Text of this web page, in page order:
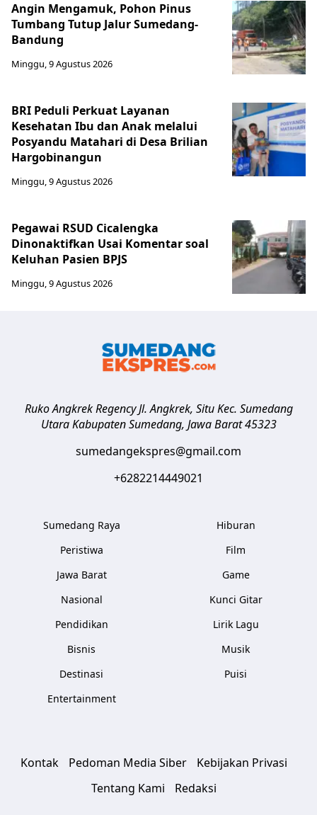
Angin Mengamuk, Pohon Pinus
Tumbang Tutup Jalur Sumedang-
Bandung
Minggu, 9 Agustus 2026
BRI Peduli Perkuat Layanan
Kesehatan Ibu dan Anak melalui
Posyandu Matahari di Desa Brilian
Hargobinangun
Minggu, 9 Agustus 2026
Pegawai RSUD Cicalengka
Dinonaktifkan Usai Komentar soal
Keluhan Pasien BPJS
Minggu, 9 Agustus 2026
Ruko Angkrek Regency Jl. Angkrek, Situ Kec. Sumedang
Utara Kabupaten Sumedang, Jawa Barat 45323
sumedangekspres@gmail.com
+6282214449021
Sumedang Raya
Peristiwa
Jawa Barat
Nasional
Pendidikan
Bisnis
Destinasi
Entertainment
Hiburan
Film
Game
Kunci Gitar
Lirik Lagu
Musik
Puisi
Kontak Pedoman Media Siber
Kebijakan Privasi
Tentang Kami
Redaksi